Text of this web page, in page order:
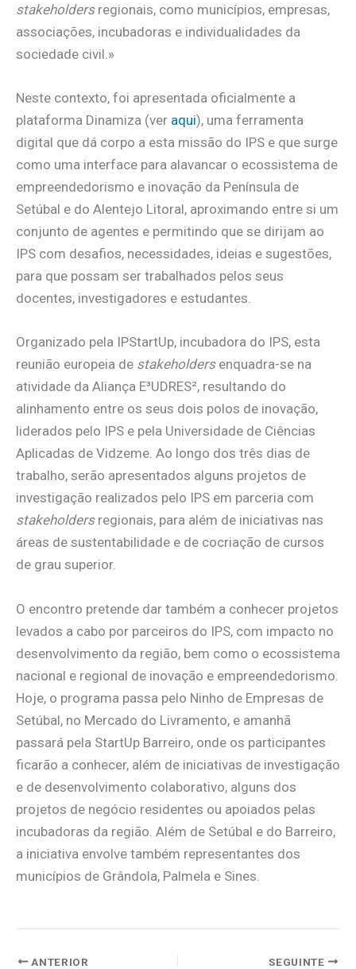
stakeholdersregionais, como municípios, empresas,
associações, incubadoras e individualidades da
sociedade civil.»
Neste contexto, foi apresentada oficialmente a
plataforma Dinamiza (ver aqui), uma ferramenta
digital que dá corpo a esta missão do IPS e que surge
como uma interface para alavancar o ecossistema de
empreendedorismo e inovação da Península de
Setúbal e do Alentejo Litoral, aproximando entre si um
conjunto de agentes e permitindo que se dirijam ao
IPS com desafios, necessidades, ideias e sugestões,
para que possam ser trabalhados pelos seus
docentes, investigadores e estudantes.
Organizado pela IPStartUp, incubadora do IPS, esta
reunião europeia de stakeholders enquadra-se na
atividade da Aliança E³UDRES², resultando do
alinhamento entre os seus dois polos de inovação,
liderados pelo IPS e pela Universidade de Ciências
Aplicadas de Vidzeme. Ao longo dos três dias de
trabalho, serão apresentados alguns projetos de
investigação realizados pelo IPS em parceria com
stakeholdersregionais, para além de iniciativas nas
áreas de sustentabilidade e de cocriação de cursos
de grau superior.
O encontro pretende dar também a conhecer projetos
levados a cabo por parceiros do IPS, com impacto no
desenvolvimento da região, bem como o ecossistema
nacional e regional de inovação e empreendedorismo.
Hoje, o programa passa pelo Ninho de Empresas de
Setúbal, no Mercado do Livramento, e amanhã
passará pela StartUp Barreiro, onde os participantes
ficarão a conhecer, além de iniciativas de investigação
e de desenvolvimento colaborativo, alguns dos
projetos de negócio residentes ou apoiados pelas
incubadoras da região. Além de Setúbal e do Barreiro,
a iniciativa envolve também representantes dos
municípios de Grândola, Palmela e Sines.
ANTERIOR SEGUINTE